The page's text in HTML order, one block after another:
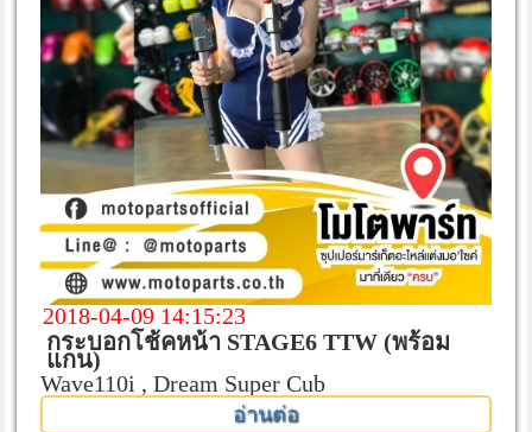
2018-04-09 14:15:23
กระบอกโช้คหน้า STAGE6 TTW (พร้อม
แกน)
Wave110i , Dream Super Cub
อ่านต่อ